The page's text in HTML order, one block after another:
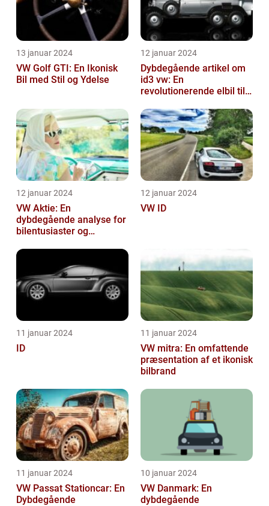
13 januar 2024
VW Golf GTI: En Ikonisk
Bil med Stil og Ydelse
12 januar 2024
Dybdegående artikel om
id3 vw: En
revolutionerende elbil til
12 januar 2024
VW Aktie: En
dybdegående analyse for
bilentusiaster og
12 januar 2024
VW ID
11 januar 2024
ID
11 januar 2024
VW mitra: En omfattende
præsentation af et ikonisk
bilbrand
11 januar 2024
VW Passat Stationcar: En
Dybdegående
10 januar 2024
VW Danmark: En
dybdegående